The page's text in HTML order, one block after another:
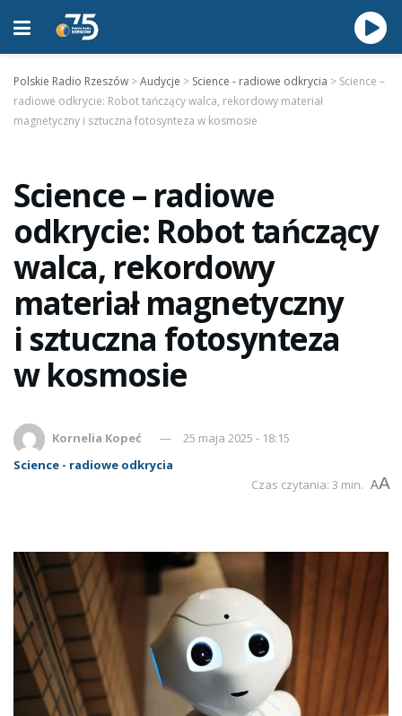
Polskie Radio Rzeszów >Audycje > Science - radiowe odkrycia > Science –
radiowe odkrycie: Robot tańczący walca, rekordowy materiał
magnetyczny i sztuczna fotosynteza w kosmosie
Science – radiowe
odkrycie: Robot tańczący
walca, rekordowy
materiał magnetyczny
i sztuczna fotosynteza
w kosmosie
Kornelia Kopeć
25 maja 2025 - 18:15
Science - radiowe odkrycia
Czas czytania: 3 min. AA